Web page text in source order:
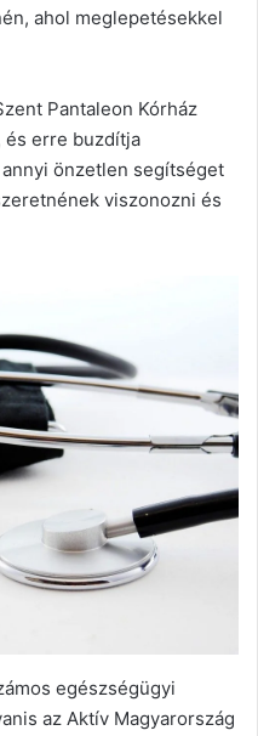
ahol meglepetésekkel
Pantaleon Kórház
és erre buzdítja
önzetlen segítséget
viszonozni és
egészségügyi
az Aktív Magyarország